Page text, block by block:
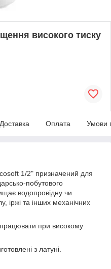
високого тиску
Доставка Оплата Умови
1/2" призначений для
побутового
водопровідну чи
іржі та інших механічних
працювати при високому
з латуні.